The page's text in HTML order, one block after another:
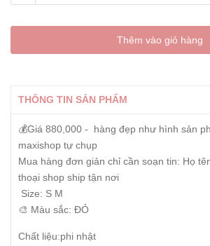
Thêm vào giỏ hàng
THÔNG TIN SẢN PHẨM
💰Giá 880,000 - hàng đẹp như hình sản
maxishop tự chụp
Mua hàng đơn giản chỉ cần soạn tin: Họ
thoại shop ship tận nơi
Size: S M
🎨 Màu sắc: ĐỎ
Chất liệu:phi nhật